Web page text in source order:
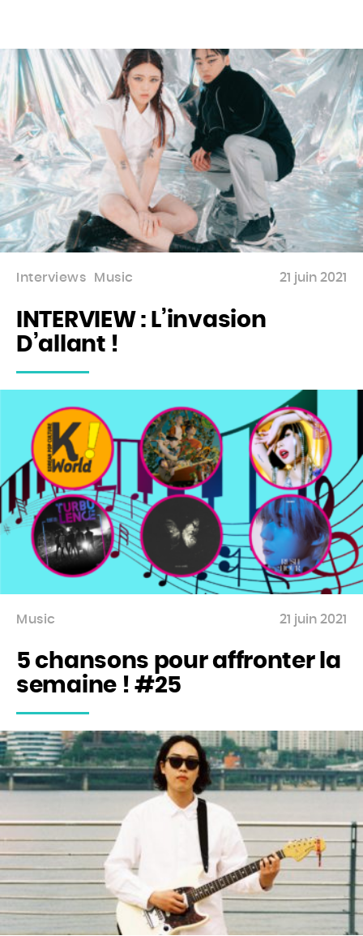
Rechercher
sur
le
site
Rechercher
Accueil
Actu
Events
Mag & livres
Interviews Music
INTERVIEW : L’invasion
D’allant !
21 juin 2021
Music
5 chansons pour affronter la
semaine ! #25
21 juin 2021